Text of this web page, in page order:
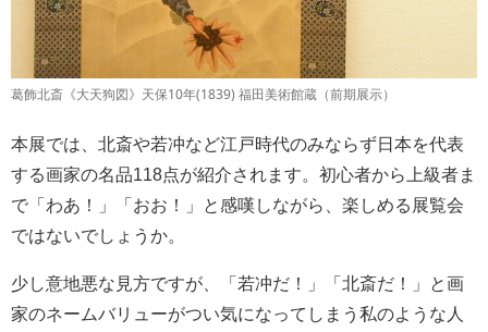
葛飾北斎《大天狗図》天保10年(1839) 福田美術館蔵（前期展示）
本展では、北斎や若冲など江戸時代のみならず日本を代表
する画家の名品118点が紹介されます。初心者から上級者ま
で「わあ！」「おお！」と感嘆しながら、楽しめる展覧会
ではないでしょうか。
少し意地悪な見方ですが、「若冲だ！」「北斎だ！」と画
家のネームバリューがつい気になってしまう私のような人